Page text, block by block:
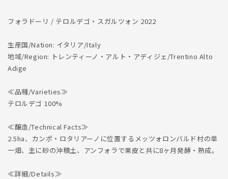
フォラドーリ / テロルデゴ・スガルツォン 2022
生産国/Nation: イタリア/Italy
地域/Region: トレンティーノ・アルト・アディジェ/Trentino Alto
Adige
≪品種/Varieties≫
テロルデゴ 100%
≪醸造/Technical Facts≫
2.5ha、カンポ・ロタリアーノに位置するメッツォロンバルド村の単
一畑、主に砂の沖積土、アンフォラで果皮と共に8ヶ月発酵・熟成。
≪詳細/Details≫